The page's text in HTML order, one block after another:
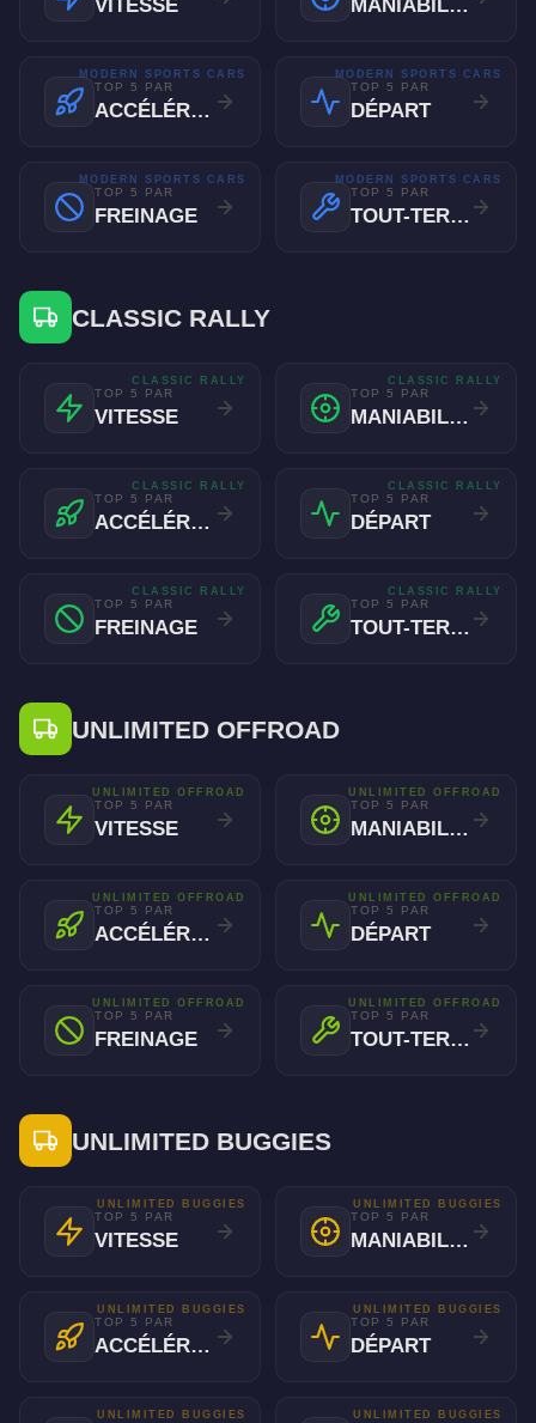
VITESSE MANIABILITÉ
TOP 5 PAR
ACCÉLÉRATION
MODERN SPORTS CARS
TOP 5 PAR
DÉPART
MODERN SPORTS CARS
TOP 5 PAR
FREINAGE
MODERN SPORTS CARS
TOP 5 PAR
TOUT-TERRAIN
MODERN SPORTS CARS
CLASSIC RALLY
TOP 5 PAR
VITESSE
CLASSIC RALLY
TOP 5 PAR
MANIABILITÉ
CLASSIC RALLY
TOP 5 PAR
ACCÉLÉRATION
CLASSIC RALLY
TOP 5 PAR
DÉPART
CLASSIC RALLY
TOP 5 PAR
FREINAGE
CLASSIC RALLY
TOP 5 PAR
TOUT-TERRAIN
CLASSIC RALLY
UNLIMITED OFFROAD
TOP 5 PAR
VITESSE
UNLIMITED OFFROAD
TOP 5 PAR
MANIABILITÉ
UNLIMITED OFFROAD
TOP 5 PAR
ACCÉLÉRATION
UNLIMITED OFFROAD
TOP 5 PAR
DÉPART
UNLIMITED OFFROAD
TOP 5 PAR
FREINAGE
UNLIMITED OFFROAD
TOP 5 PAR
TOUT-TERRAIN
UNLIMITED OFFROAD
UNLIMITED BUGGIES
TOP 5 PAR
VITESSE
UNLIMITED BUGGIES
TOP 5 PAR
MANIABILITÉ
UNLIMITED BUGGIES
TOP 5 PAR
ACCÉLÉRATION
UNLIMITED BUGGIES
TOP 5 PAR
DÉPART
UNLIMITED BUGGIES
UNLIMITED BUGGIES UNLIMITED BUGGIES